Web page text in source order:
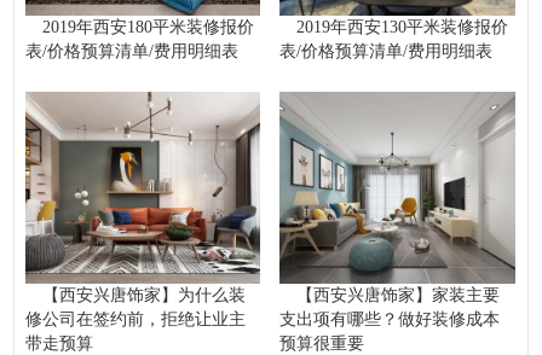
2019年西安180平米装修报价
表/价格预算清单/费用明细表
2019年西安130平米装修报价
表/价格预算清单/费用明细表
【西安兴唐饰家】为什么装
修公司在签约前，拒绝让业主
带走预算
【西安兴唐饰家】家装主要
支出项有哪些？做好装修成本
预算很重要